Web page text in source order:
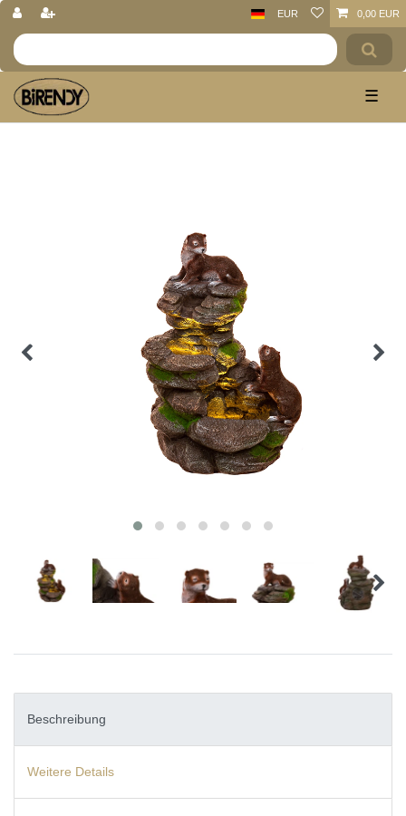
EUR 0,00 EUR
☰
Beschreibung
Weitere Details